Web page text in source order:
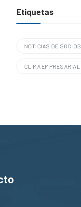
Etiquetas
NOTICIAS DE SOCIOS
CLIMA EMPRESARIAL